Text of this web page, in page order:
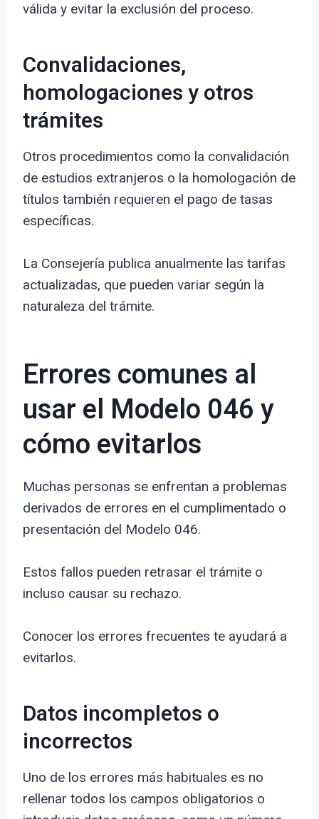
válida y evitar la exclusión del proceso.
Convalidaciones,
homologaciones y otros
trámites
Otros procedimientos como la convalidación
de estudios extranjeros o la homologación de
títulos también requieren el pago de tasas
específicas.
La Consejería publica anualmente las tarifas
actualizadas, que pueden variar según la
naturaleza del trámite.
Errores comunes al
usar el Modelo 046 y
cómo evitarlos
Muchas personas se enfrentan a problemas
derivados de errores en el cumplimentado o
presentación del Modelo 046.
Estos fallos pueden retrasar el trámite o
incluso causar su rechazo.
Conocer los errores frecuentes te ayudará a
evitarlos.
Datos incompletos o
incorrectos
Uno de los errores más habituales es no
rellenar todos los campos obligatorios o